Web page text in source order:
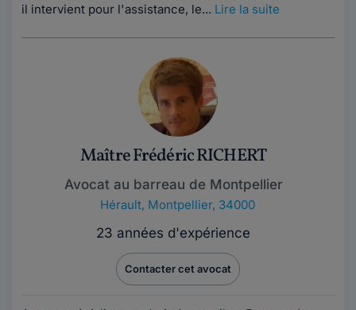
il intervient pour l'assistance, le... Lire la suite
Maître Frédéric RICHERT
Avocat au barreau de Montpellier
Hérault, Montpellier, 34000
23 années d'expérience
Contacter cet avocat